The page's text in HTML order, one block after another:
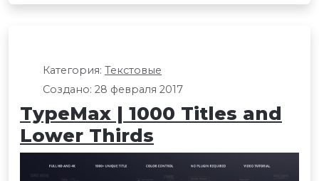
Категория: Текстовые
Создано: 28 февраля 2017
TypeMax | 1000 Titles and
Lower Thirds